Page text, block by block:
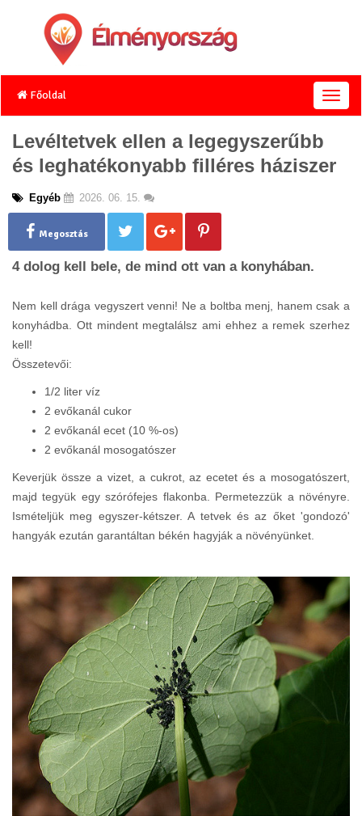
Főoldal
T
o
l
i
o
Levéltetvek ellen a legegyszerűbb
és leghatékonyabb filléres háziszer
Egyéb 2026. 06. 15.
Megosztás
4 dolog kell bele, de mind ott van a konyhában.
Nem kell drága vegyszert venni! Ne a boltba menj, hanem csak a
konyhádba. Ott mindent megtalálsz ami ehhez a remek szerhez
kell!
Összetevői:
1/2 liter víz
2 evőkanál cukor
2 evőkanál ecet (10 %-os)
2 evőkanál mosogatószer
Keverjük össze a vizet, a cukrot, az ecetet és a mosogatószert,
majd tegyük egy szórófejes flakonba. Permetezzük a növényre.
Ismételjük meg egyszer-kétszer. A tetvek és az őket 'gondozó'
hangyák ezután garantáltan békén hagyják a növényünket.